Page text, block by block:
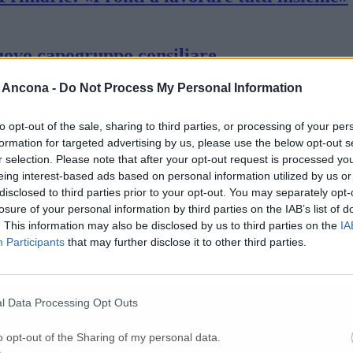
- Do Not Process My Personal Information
opt-out of the sale, sharing to third parties, or processing of your
for targeted advertising by us, please use the below opt-out
selection. Please note that after your opt-out request is processed
interest-based ads based on personal information utilized by us
to third parties prior to your opt-out. You may separately
of your personal information by third parties on the IAB’s list of
This information may also be disclosed by us to third parties on the
Participants that may further disclose it to other third parties.
Data Processing Opt Outs
opt-out of the Sharing of my personal data.
capogruppo consiliare
sarò per le nuove sfide»
dalla carica di capogruppo: «E’
Liste civiche